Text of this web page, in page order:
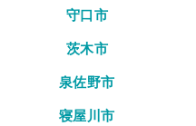
守口市
茨木市
泉佐野市
寝屋川市